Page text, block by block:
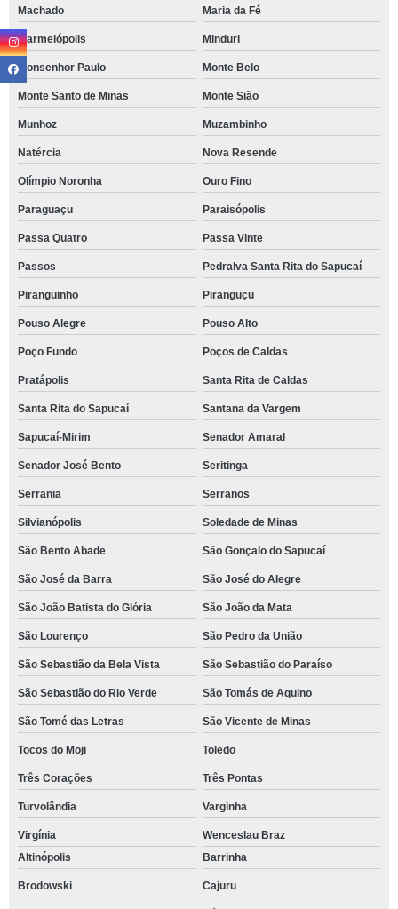
Machado Maria da Fé
Marmelópolis Minduri
Monsenhor Paulo Monte Belo
Monte Santo de Minas Monte Sião
Munhoz Muzambinho
Natércia Nova Resende
Olímpio Noronha Ouro Fino
Paraguaçu Paraisópolis
Passa Quatro Passa Vinte
Passos Pedralva Santa Rita do Sapucaí
Piranguinho Piranguçu
Pouso Alegre Pouso Alto
Poço Fundo Poços de Caldas
Pratápolis Santa Rita de Caldas
Santa Rita do Sapucaí Santana da Vargem
Sapucaí-Mirim Senador Amaral
Senador José Bento Seritinga
Serrania Serranos
Silvianópolis Soledade de Minas
São Bento Abade São Gonçalo do Sapucaí
São José da Barra São José do Alegre
São João Batista do Glória São João da Mata
São Lourenço São Pedro da União
São Sebastião da Bela Vista São Sebastião do Paraíso
São Sebastião do Rio Verde São Tomás de Aquino
São Tomé das Letras São Vicente de Minas
Tocos do Moji Toledo
Três Corações Três Pontas
Turvolândia Varginha
Virgínia
Wenceslau Braz
Altinópolis
Barrinha
Brodowski Cajuru